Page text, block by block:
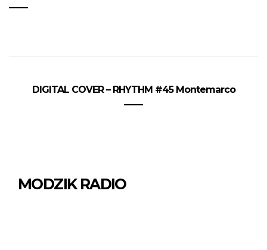
DIGITAL COVER – RHYTHM #45 Montemarco
MODZIK RADIO